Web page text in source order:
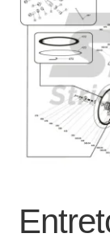
boutique
Mon compte et
Panier